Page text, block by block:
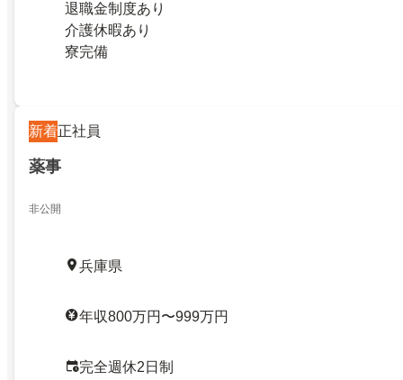
退職金制度あり
介護休暇あり
寮完備
新着正社員
薬事
非公開
兵庫県
年収800万円〜999万円
完全週休2日制